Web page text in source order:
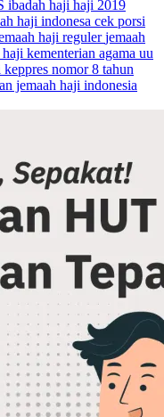
ibadah haji haji 2019
haji indonesa cek porsi
haji regulerjemaah
haji kementerian agama uu
keppres nomor 8 tahun
jemaah haji indonesia